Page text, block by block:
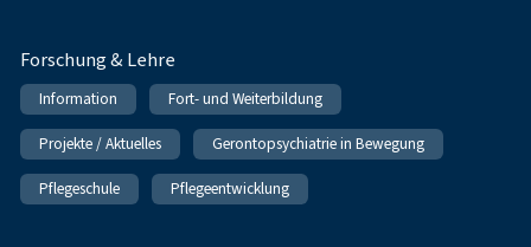
Forschung & Lehre
Information Fort- und Weiterbildung
Projekte / Aktuelles Gerontopsychiatrie in Bewegung
Pflegeschule Pflegeentwicklung